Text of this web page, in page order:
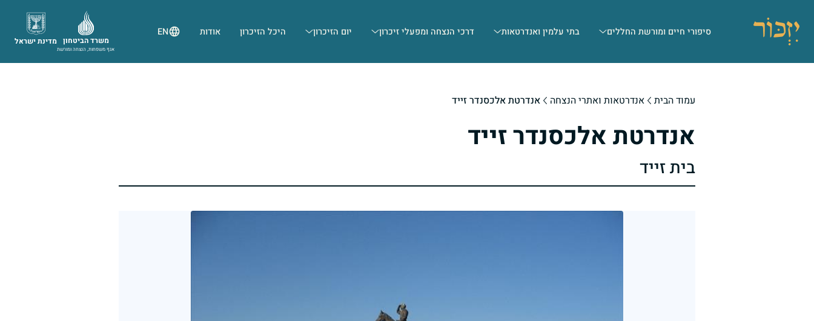
סיפורי חיים ומורשת החללים בתי עלמין ואנדרטאות דרכי הנצחה ומפעלי זיכרון יום הזיכרון היכל הזיכרון אודות EN
מדינת ישראל משרד הביטחון
אגף משפחות, הנצחה ומורשת
עמוד הבית אנדרטאות ואתרי הנצחה אנדרטת אלכסנדר זייד
אנדרטת אלכסנדר זייד
בית זייד